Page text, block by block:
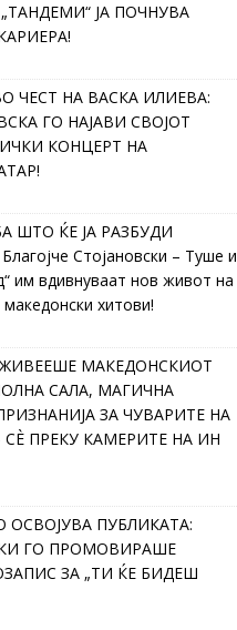
ЈА ПОЧНУВА
ЧЕСТ НА ВАСКА ИЛИЕВА:
ГО НАЈАВИ СВОЈОТ
КОНЦЕРТ НА
ШТО ЌЕ ЈА РАЗБУДИ
Стојановски – Туше и
им вдивнуваат нов живот на
хитови!
ЖИВЕЕШЕ МАКЕДОНСКИОТ
САЛА, МАГИЧНА
ЗА ЧУВАРИТЕ НА
СÈ ПРЕКУ КАМЕРИТЕ НА ИН
ОСВОЈУВА ПУБЛИКАТА:
ГО ПРОМОВИРАШЕ
ЗА „ТИ ЌЕ БИДЕШ